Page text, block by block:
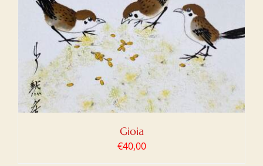
Gioia
€40,00